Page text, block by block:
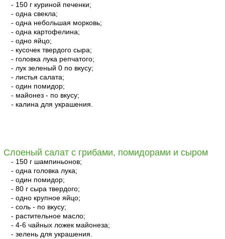
- 150 г куриной печенки;
- одна свекла;
- одна небольшая морковь;
- одна картофелина;
- одно яйцо;
- кусочек твердого сыра;
- головка лука репчатого;
- лук зеленый 0 по вкусу;
- листья салата;
- один помидор;
- майонез - по вкусу;
- калина для украшения.
Слоеный салат с грибами, помидорами и сыром
- 150 г шампиньонов;
- одна головка лука;
- один помидор;
- 80 г сыра твердого;
- одно крупное яйцо;
- соль - по вкусу;
- растительное масло;
- 4-6 чайных ложек майонеза;
- зелень для украшения.